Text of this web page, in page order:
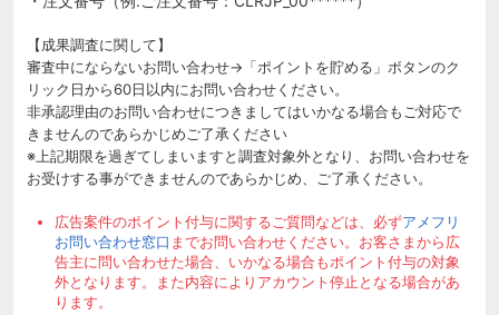
【成果調査に関して】
審査中にならないお問い合わせ→「ポイントを貯める」ボタンのク
リック日から60日以内にお問い合わせください。
非承認理由のお問い合わせにつきましてはいかなる場合もご対応で
きませんのであらかじめご了承ください
※上記期限を過ぎてしまいますと調査対象外となり、お問い合わせを
お受けする事ができませんのであらかじめ、ご了承ください。
広告案件のポイント付与に関するご質問などは、必ずアメフリ
お問い合わせ窓口 までお問い合わせください。お客さまから広
告主に問い合わせた場合、いかなる場合もポイント付与の対象
外となります。また内容によりアカウント停止となる場合があ
ります。